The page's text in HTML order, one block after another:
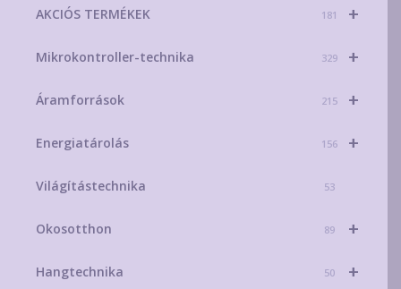
+
AKCIÓS TERMÉKEK 181
+
Mikrokontroller-technika 329
+
Áramforrások 215
+
Energiatárolás 156
Világítástechnika 53
+
Okosotthon 89
+
Hangtechnika 50